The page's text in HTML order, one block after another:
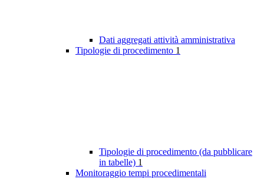
Dati aggregati attività amministrativa
Tipologie di procedimento 1
Tipologie di procedimento (da pubblicare
in tabelle) 1
Monitoraggio tempi procedimentali